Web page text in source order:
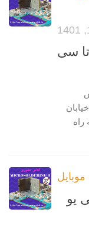
سی
راه
یو